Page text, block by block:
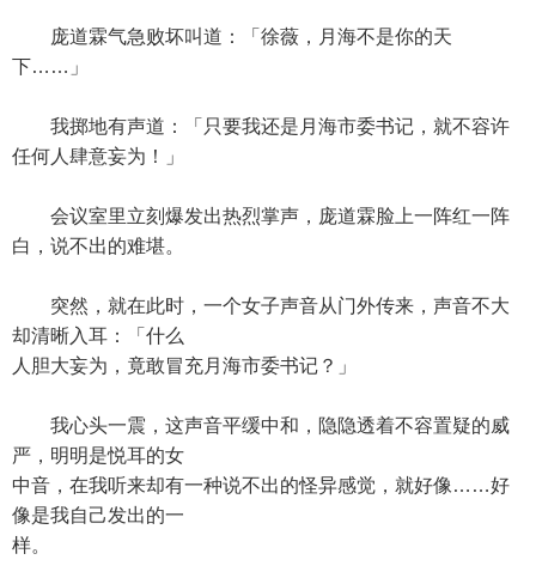
庞道霖气急败坏叫道：「徐薇，月海不是你的天
下……」
我掷地有声道：「只要我还是月海市委书记，就不容许
任何人肆意妄为！」
会议室里立刻爆发出热烈掌声，庞道霖脸上一阵红一阵
白，说不出的难堪。
突然，就在此时，一个女子声音从门外传来，声音不大
却清晰入耳：「什么
人胆大妄为，竟敢冒充月海市委书记？」
我心头一震，这声音平缓中和，隐隐透着不容置疑的威
严，明明是悦耳的女
中音，在我听来却有一种说不出的怪异感觉，就好像……好
像是我自己发出的一
样。